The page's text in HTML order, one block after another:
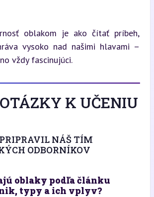
oblakom je ako čítať príbeh,
vysoko nad našimi hlavami –
vždy fascinujúci.
K UČENIU
NÁŠ TÍM
ODBORNÍKOV
oblaky podľa článku
typy a ich vplyv?